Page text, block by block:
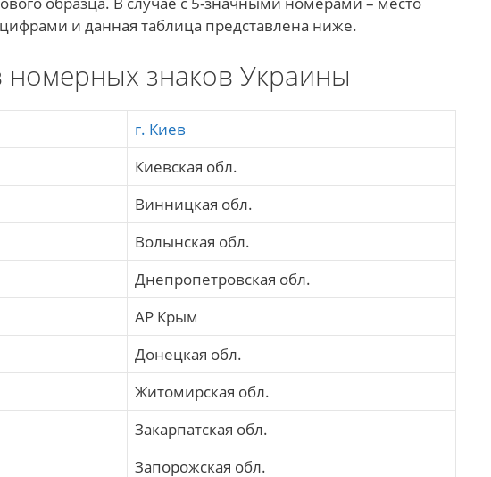
и данная таблица представлена ниже.
знаков Украины
г. Киев
Киевская обл.
Винницкая обл.
Волынская обл.
Днепропетровская обл.
АР Крым
Донецкая обл.
Житомирская обл.
Закарпатская обл.
Запорожская обл.